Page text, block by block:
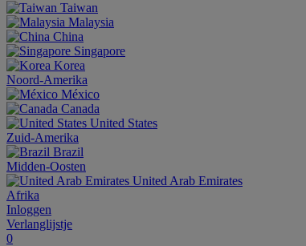
Taiwan
Malaysia
China
Singapore
Korea
Noord-Amerika
México
Canada
United States
Zuid-Amerika
Brazil
Midden-Oosten
United Arab Emirates
Afrika
Inloggen
Verlanglijstje
0